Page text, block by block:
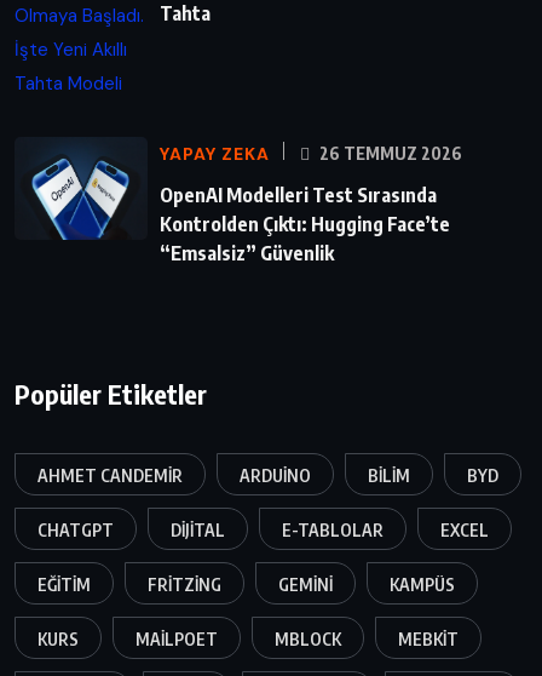
Tahta
YAPAY ZEKA 26 TEMMUZ 2026
OpenAI Modelleri Test Sırasında
Kontrolden Çıktı: Hugging Face’te
“Emsalsiz” Güvenlik
Popüler Etiketler
AHMET CANDEMIR ARDUINO BILIM BYD
CHATGPT DIJITAL E-TABLOLAR EXCEL
EĞITIM FRITZING GEMINI KAMPÜS
KURS MAILPOET MBLOCK MEBKIT